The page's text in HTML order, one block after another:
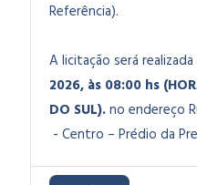
Referência).
A licitação será
2026, às 08:00 hs
DO SUL).no endereço
- Centro – Prédio da